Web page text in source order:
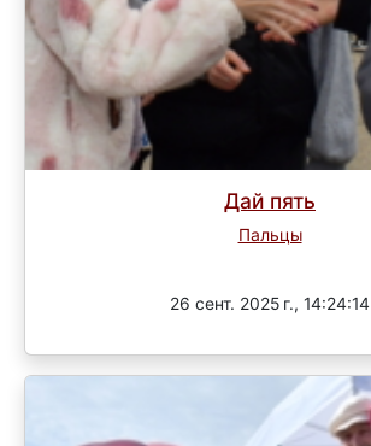
Дай пять
Пальцы
26 сент. 2025 г., 14:24:14